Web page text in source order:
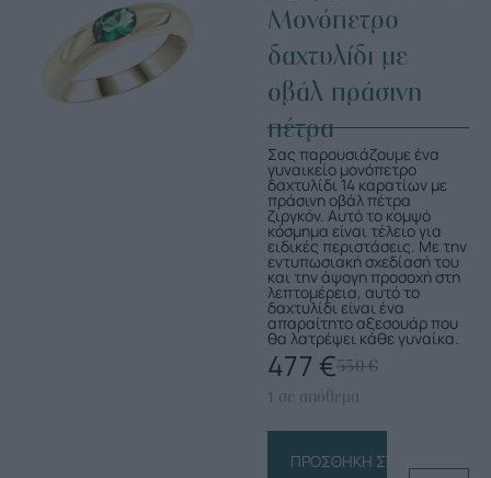
Μονόπετρο
δαχτυλίδι με
οβάλ πράσινη
πέτρα
Σας παρουσιάζουμε ένα
γυναικείο μονόπετρο
δαχτυλίδι 14 καρατίων με
πράσινη οβάλ πέτρα
ζιργκόν. Αυτό το κομψό
κόσμημα είναι τέλειο για
ειδικές περιστάσεις. Με την
εντυπωσιακή σχεδίασή του
και την άψογη προσοχή στη
λεπτομέρεια, αυτό το
δαχτυλίδι είναι ένα
απαραίτητο αξεσουάρ που
θα λατρέψει κάθε γυναίκα.
530€
477 €
1 σε απόθεμα
ΠΡΟΣΘΉΚΗ ΣΤΟ ΚΑΛΆΘΙ